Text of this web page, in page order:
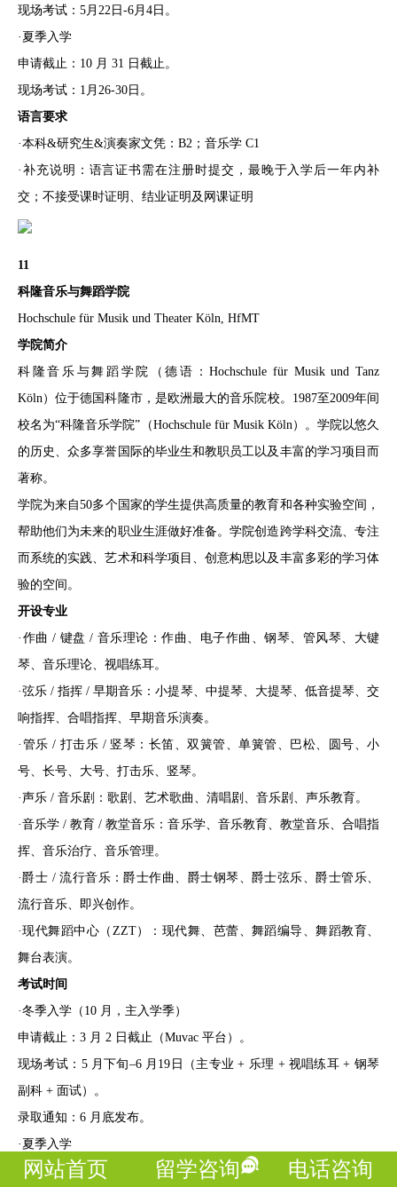
现场考试：5月22日-6月4日。
·夏季入学
申请截止：10 月 31 日截止。
现场考试：1月26-30日。
语言要求
·本科&研究生&演奏家文凭：B2；音乐学 C1
·补充说明：语言证书需在注册时提交，最晚于入学后一年内补
交；不接受课时证明、结业证明及网课证明
11
科隆音乐与舞蹈学院
Hochschule für Musik und Theater Köln, HfMT
学院简介
科隆音乐与舞蹈学院（德语：Hochschule für Musik und Tanz
Köln）位于德国科隆市，是欧洲最大的音乐院校。1987至2009年间
校名为“科隆音乐学院”（Hochschule für Musik Köln）。学院以悠久
的历史、众多享誉国际的毕业生和教职员工以及丰富的学习项目而
著称。
学院为来自50多个国家的学生提供高质量的教育和各种实验空间，
帮助他们为未来的职业生涯做好准备。学院创造跨学科交流、专注
而系统的实践、艺术和科学项目、创意构思以及丰富多彩的学习体
验的空间。
开设专业
·作曲 / 键盘 / 音乐理论：作曲、电子作曲、钢琴、管风琴、大键
琴、音乐理论、视唱练耳。
·弦乐 / 指挥 / 早期音乐：小提琴、中提琴、大提琴、低音提琴、交
响指挥、合唱指挥、早期音乐演奏。
·管乐 / 打击乐 / 竖琴：长笛、双簧管、单簧管、巴松、圆号、小
号、长号、大号、打击乐、竖琴。
·声乐 / 音乐剧：歌剧、艺术歌曲、清唱剧、音乐剧、声乐教育。
·音乐学 / 教育 / 教堂音乐：音乐学、音乐教育、教堂音乐、合唱指
挥、音乐治疗、音乐管理。
·爵士 / 流行音乐：爵士作曲、爵士钢琴、爵士弦乐、爵士管乐、
流行音乐、即兴创作。
·现代舞蹈中心（ZZT）：现代舞、芭蕾、舞蹈编导、舞蹈教育、
舞台表演。
考试时间
·冬季入学（10 月，主入学季）
申请截止：3 月 2 日截止（Muvac 平台）。
现场考试：5 月下旬–6 月19日（主专业 + 乐理 + 视唱练耳 + 钢琴
副科 + 面试）。
录取通知：6 月底发布。
·夏季入学
无网站首页 留学咨询 电话咨询